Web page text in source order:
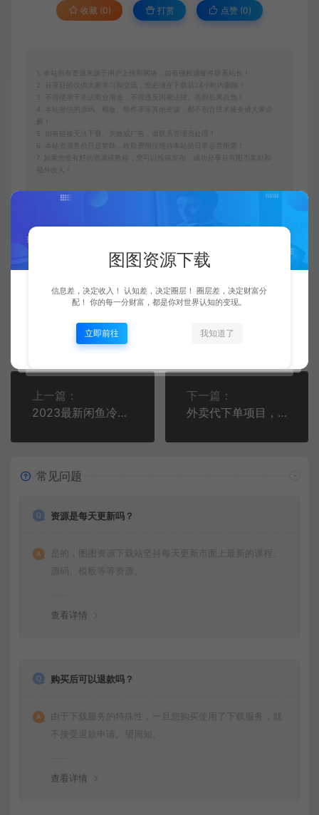
收藏 (0) 打赏 点赞 (0)
1. 本站所有资源来源于用户上传和网络，如有侵权请邮件联系站长！
2. 分享目的仅供大家学习和交流，您必须在下载后24小时内删除！
3. 不得使用于非法商业用途，不得违反国家法律。否则后果自负！
4. 本站提供的源码、模板、插件等等其他资源，都不包含技术服务请大家谅
5. 如有链接无法下载、失效或广告，请联系管理员处理！
6. 本站资源售价只是赞助，收取费用仅维持本站的日常运营所需！
7. 如果您也有好的资源或教程，您可以投稿发布，成功分享后有图币奖励和
额外收入！
图图资源网 中创网
图图 来者不拒
上一篇：
2023最新闲鱼冷门蓝海玩法，小白零成本当天出单日入200+
下一篇：
外卖代下单项目，小白也能上手捡钱，让肯德基成为你的提款机！
常见问题
资源是每天更新吗？
是的，图图资源下载站坚持每天更新市面上最新的课程、
源码、模板等等资源。
查看详情
购买后可以退款吗？
由于下载服务的特殊性，一旦您购买使用了下载服务，就
不接受退款申请。望周知。
查看详情
图图资源下载
信息差，决定收入！ 认知差，决定圈层！ 圈层差，决定财富分
配！ 你的每一分财富，都是你对世界认知的变现。
立即前往 我知道了